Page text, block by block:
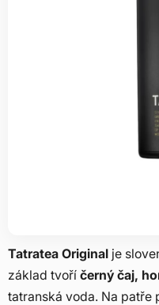
Tatratea Original je
základ tvoří černý čaj,
tatranská voda. Na patře